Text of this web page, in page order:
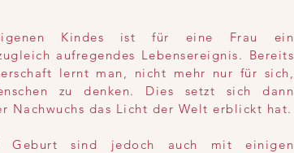
Kindes ist für eine Frau ein
aufregendes Lebensereignis. Bereits
lernt man, nicht mehr nur für sich,
zu denken. Dies setzt sich dann
Nachwuchs das Licht der Welt erblickt hat.
Geburt sind jedoch auch mit einigen